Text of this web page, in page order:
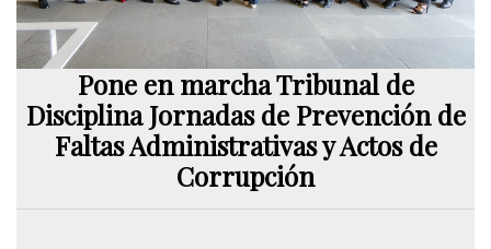
Pone en marcha Tribunal de
Disciplina Jornadas de Prevención de
Faltas Administrativas y Actos de
Corrupción